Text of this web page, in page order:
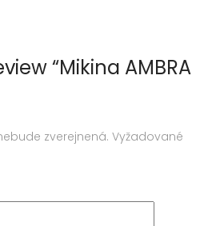
“Mikina AMBRA
zverejnená. Vyžadované